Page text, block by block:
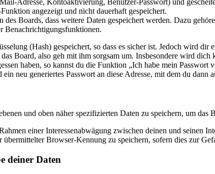
angezeigt und nicht dauerhaft gespeichert.
Boards, dass weitere Daten gespeichert werden. Dazu
Benachrichtigungsfunktionen.
(Hash) gespeichert, so dass es sicher ist. Jedoch wird
Board, also geh mit ihm sorgsam um. Insbesondere wird
haben, so kannst du die Funktion „Ich habe mein
neu generiertes Passwort an diese Adresse, mit dem du dann
und oben näher spezifizierten Daten zu speichern, um das
einer Interessenabwägung zwischen deinen und seinen
Browser-Kennung zu speichern, sofern dies zur
deiner Daten